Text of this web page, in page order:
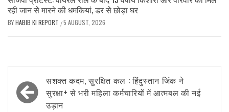
रही जान से मारने की धमकियां, डर से छोड़ा घर
BYHABIB KI REPORT /5 AUGUST, 2026
Post
navigation
सशक्त कदम, सुरक्षित कल : हिंदुस्तान जिंक ने
सुरक्षा+ से भरी महिला कर्मचारियों में आत्मबल की नई
उड़ान